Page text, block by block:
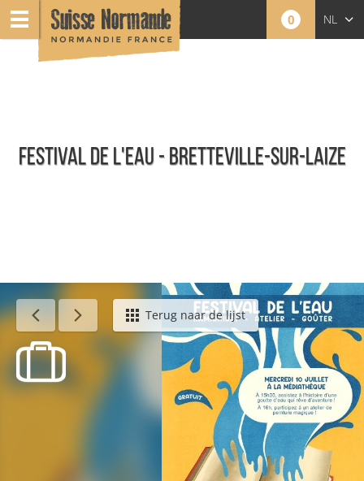
0 NL
FESTIVAL DE L'EAU - BRETTEVILLE-SUR-LAIZE
Agenda - NederlandsTerug naar de lijst